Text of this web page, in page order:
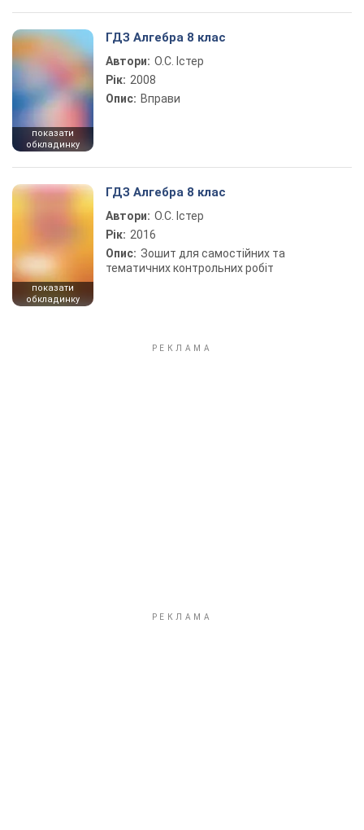
показати
обкладинку
ГДЗ Алгебра 8 клас
Автори: О.С. Істер
Рік: 2008
Опис: Вправи
показати
обкладинку
ГДЗ Алгебра 8 клас
Автори: О.С. Істер
Рік: 2016
Опис: Зошит для самостійних та
тематичних контрольних робіт